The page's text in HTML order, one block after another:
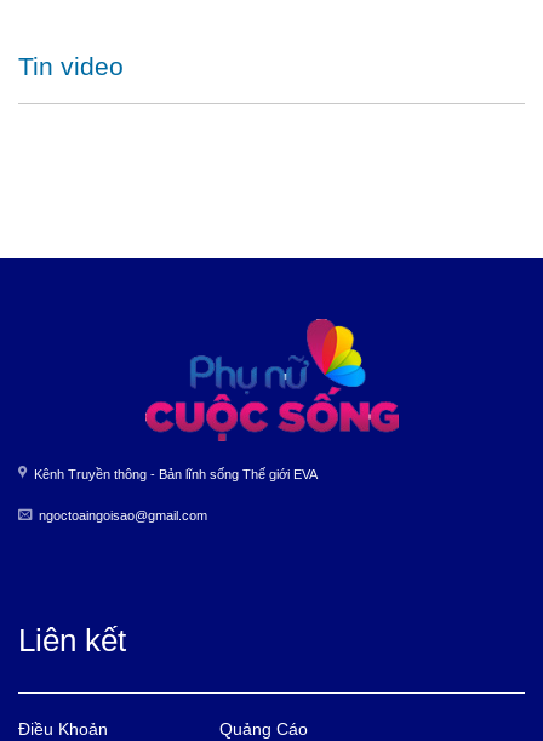
Tin video
Kênh Truyền thông - Bản lĩnh sống Thế giới EVA
ngoctoaingoisao@gmail.com
Liên kết
Điều Khoản Quảng Cáo